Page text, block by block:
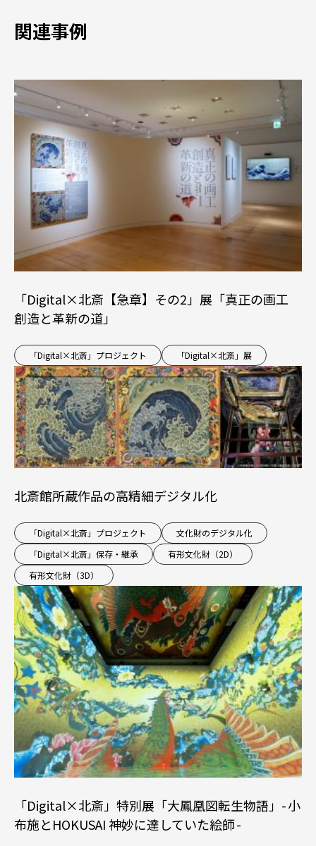
関連事例
「Digital×北斎【急章】その2」展「真正の画工
創造と革新の道」
「Digital×北斎」プロジェクト 「Digital×北斎」展
北斎館所蔵作品の高精細デジタル化
「Digital×北斎」プロジェクト
文化財のデジタル化
「Digital×北斎」保存・継承
有形文化財（2D）
有形文化財（3D）
「Digital×北斎」特別展「大鳳凰図転生物語」- 小
布施とHOKUSAI 神妙に達していた絵師 -